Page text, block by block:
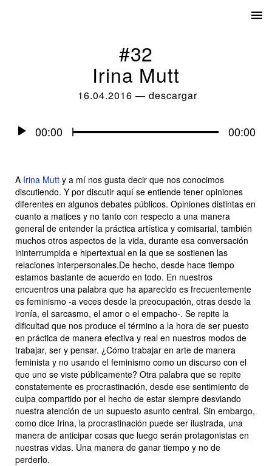
#32
Irina Mutt
16.04.2016 — descargar
Audio
Player00:00 00:00
A Irina Mutt y a mí nos gusta decir que nos conocimos
discutiendo. Y por discutir aquí se entiende tener opiniones
diferentes en algunos debates públicos. Opiniones distintas en
cuanto a matices y no tanto con respecto a una manera
general de entender la práctica artística y comisarial, también
muchos otros aspectos de la vida, durante esa conversación
ininterrumpida e hipertextual en la que se sostienen las
relaciones interpersonales.De hecho, desde hace tiempo
estamos bastante de acuerdo en todo. En nuestros
encuentros una palabra que ha aparecido es frecuentemente
es feminismo -a veces desde la preocupación, otras desde la
ironía, el sarcasmo, el amor o el empacho-. Se repite la
dificultad que nos produce el término a la hora de ser puesto
en práctica de manera efectiva y real en nuestros modos de
trabajar, ser y pensar. ¿Cómo trabajar en arte de manera
feminista y no usando el feminismo como un discurso con el
que uno se viste públicamente? Otra palabra que se repite
constatemente es procrastinación, desde ese sentimiento de
culpa compartido por el hecho de estar siempre desviando
nuestra atención de un supuesto asunto central. Sin embargo,
como dice Irina, la procrastinación puede ser ilustrada, una
manera de anticipar cosas que luego serán protagonistas en
nuestras vidas. Una manera de ganar tiempo y no de
perderlo.